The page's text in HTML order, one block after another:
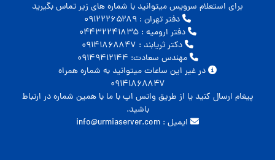
برای استعلام سرویس میتوانید با شماره های زیر تماس بگیرید
دفتر تهران : ۰۹۱۲۲۲۶۵۲۸۹
دفتر ارومیه : ۰۴۴۳۲۲۴۱۸۳۵
دکتر ثریابند : ۰۹۱۴۱۸۶۸۸۴۷
مهندس سعادت: ۰۹۱۴۹۴۱۲۱۴۴
در غیر این ساعات میتوانید به شماره همراه
۰۹۱۴۱۸۶۸۸۴۷
پیغام ارسال کنید یا از طریق واتس اپ با ما با همین شماره در ارتباط
باشید.
ایمیل : info@urmiaserver.com